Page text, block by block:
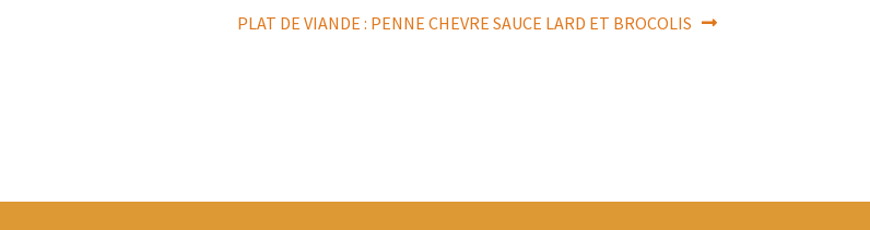
Article
PLAT DE VIANDE : PENNE CHEVRE SAUCE LARD ET BROCOLIS